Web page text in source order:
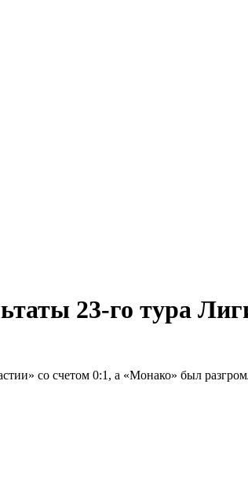
23-го тура
со счетом 0:1, а «Монако» был